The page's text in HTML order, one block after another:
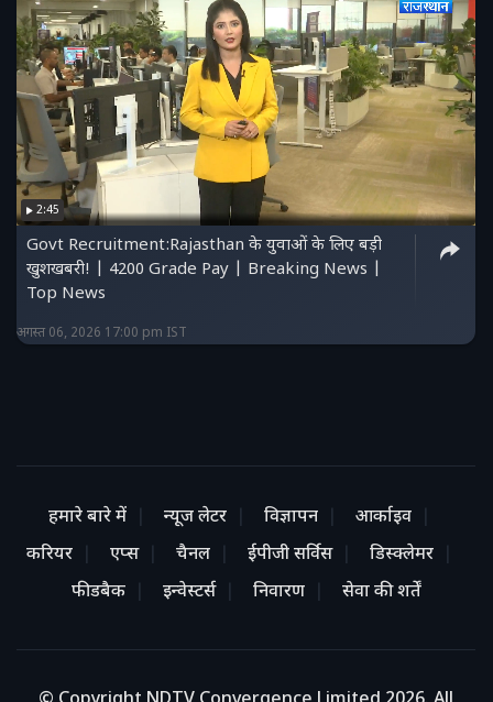
2:45
Govt Recruitment:Rajasthan के युवाओं के लिए बड़ी
खुशखबरी! | 4200 Grade Pay | Breaking News |
Top News
अगस्त 06, 2026 17:00 pm IST
हमारे बारे में न्यूज लेटर विज्ञापन
आर्काइव
करियर
एप्स चैनल ईपीजी सर्विस
डिस्क्लेमर
फीडबैक
इन्वेस्टर्स निवारण सेवा की शर्तें